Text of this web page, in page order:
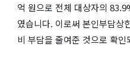
억 원으로 전체 대상자의
였습니다. 이로써 본인부담상
비 부담을 줄여준 것으로 확인